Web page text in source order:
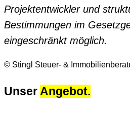
Projektentwickler und
Bestimmungen im
eingeschränkt möglich.
© Stingl Steuer- &
Unser Angebot.